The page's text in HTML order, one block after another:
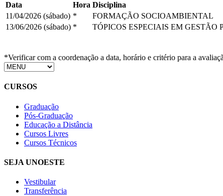
Data Hora Disciplina
11/04/2026 (sábado) * FORMAÇÃO SOCIOAMBIENTAL
13/06/2026 (sábado) * TÓPICOS ESPECIAIS EM GESTÃO
*Verificar com a coordenação a data, horário e critério para a
CURSOS
Graduação
Pós-Graduação
Educação a Distância
Cursos Livres
Cursos Técnicos
SEJA UNOESTE
Vestibular
Transferência